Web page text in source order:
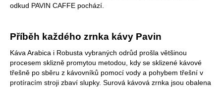
odkud PAVIN CAFFE pochází.
Příběh každého zrnka kávy Pavin
Káva Arabica i Robusta vybraných odrůd prošla většinou
procesem sklizně promytou metodou, kdy se sklizené kávové
třešně po sběru z kávovníků pomocí vody a pohybem třešní v
protíracím stroji zbaví slupky. Surová kávová zrnka jsou obalena